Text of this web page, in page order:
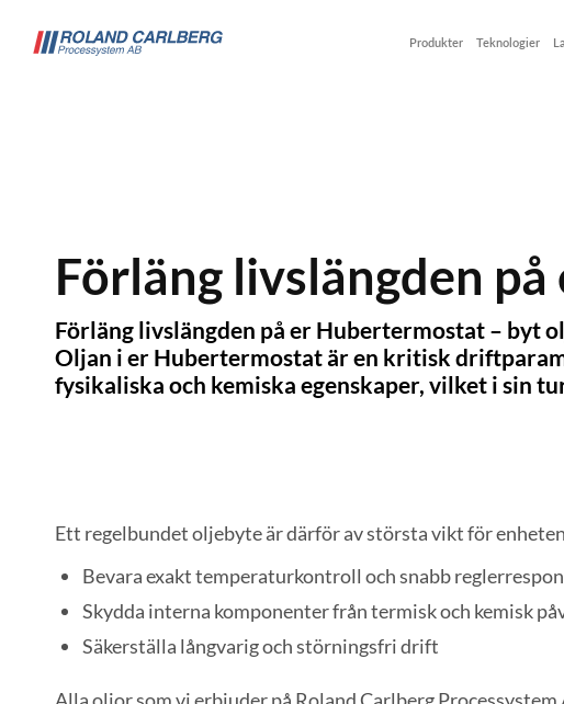
Produkter Teknologier
Förläng livslängden
Förläng livslängden på er Hubertermostat – byt
Oljan i er Hubertermostat är en kritisk
fysikaliska och kemiska egenskaper, vilket i sin
Ett regelbundet oljebyte är därför av största vikt för
Bevara exakt temperaturkontroll och snabb
Skydda interna komponenter från termisk och kemisk
Säkerställa långvarig och störningsfri drift